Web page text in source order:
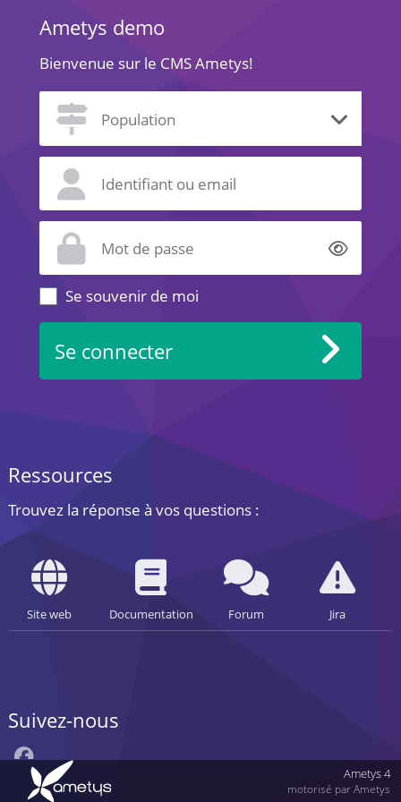
Ametys 4
motorisé par Ametys
Ametys demo
Bienvenue sur le CMS Ametys!
Se souvenir de moi
Se connecter
Ressources
Trouvez la réponse à vos questions :
Site web Documentation Forum Jira
Suivez-nous